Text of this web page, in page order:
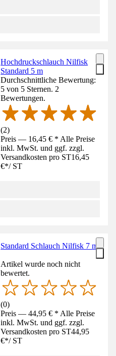
Hochdruckschlauch Nilfisk
Standard 5 m
Durchschnittliche Bewertung:
5 von 5 Sternen. 2
Bewertungen.
(2)
Preis — 16,45 € * Alle Preise
inkl. MwSt. und ggf. zzgl.
Versandkosten pro ST16,45
€*/ ST
Standard Schlauch Nilfisk 7 m
Artikel wurde noch nicht
bewertet.
(0)
Preis — 44,95 € * Alle Preise
inkl. MwSt. und ggf. zzgl.
Versandkosten pro ST44,95
€*/ ST